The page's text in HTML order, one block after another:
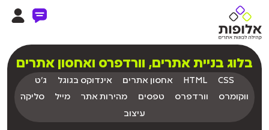
בלוג בניית אתרים, וורדפרס ואחסון אתרים
CSS
HTML אחסון אתרים אינדוקס בגוגל
ג'ט
ווקומרס
וורדפרס טפסים מהירות אתר מייל
סליקה
עיצוב